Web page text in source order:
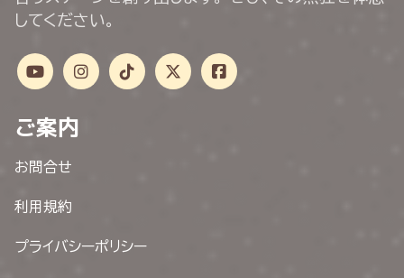
してください。
ご案内
お問合せ
利用規約
プライバシーポリシー